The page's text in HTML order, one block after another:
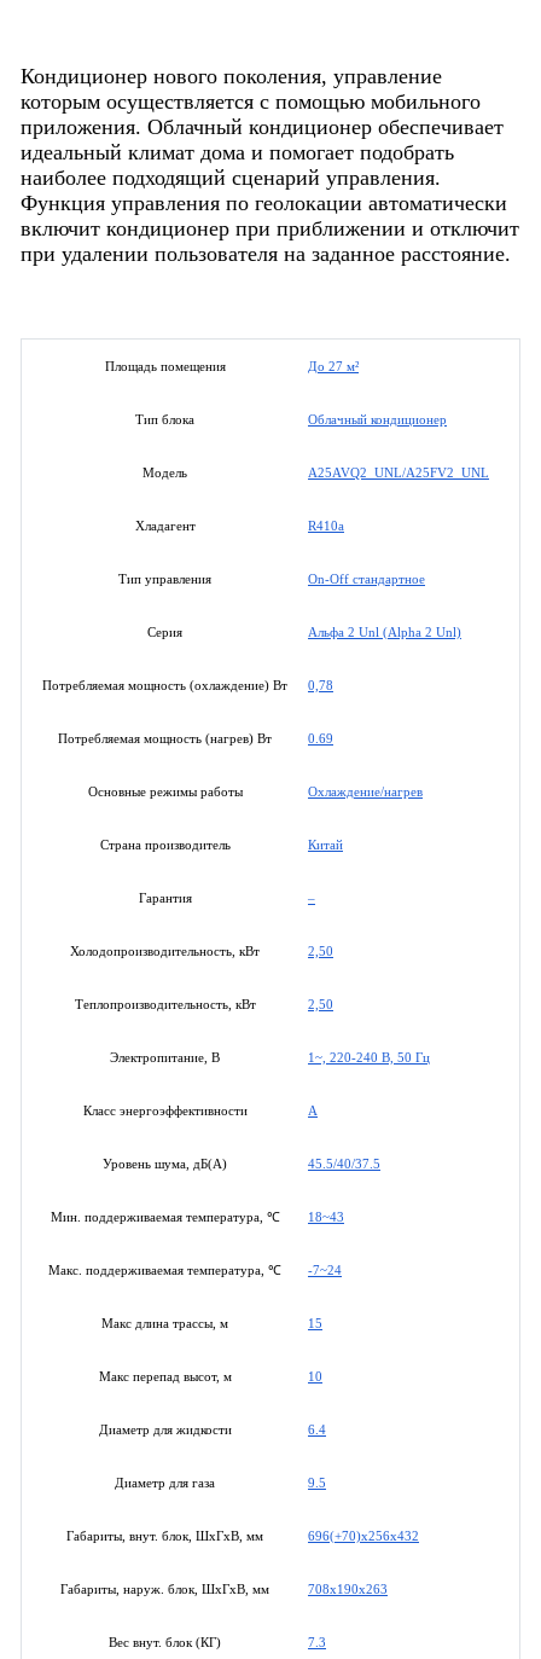
Кондиционер нового поколения, управление
которым осуществляется с помощью мобильного
приложения. Облачный кондиционер обеспечивает
идеальный климат дома и помогает подобрать
наиболее подходящий сценарий управления.
Функция управления по геолокации автоматически
включит кондиционер при приближении и отключит
при удалении пользователя на заданное расстояние.
Площадь помещения До 27 м²
Тип блока Облачный кондиционер
Модель A25AVQ2_UNL/A25FV2_UNL
Хладагент R410a
Тип управления On-Off стандартное
Серия Альфа 2 Unl (Alpha 2 Unl)
Потребляемая мощность (охлаждение) Вт 0,78
Потребляемая мощность (нагрев) Вт 0.69
Основные режимы работы Охлаждение/нагрев
Страна производитель Китай
Гарантия –
Холодопроизводительность, кВт 2,50
Теплопроизводительность, кВт 2,50
Электропитание, В 1~, 220-240 В, 50 Гц
Класс энергоэффективности A
Уровень шума, дБ(А) 45.5/40/37.5
Мин. поддерживаемая температура, ℃ 18~43
Макс. поддерживаемая температура, ℃ -7~24
Макс длина трассы, м 15
Макс перепад высот, м 10
Диаметр для жидкости 6.4
Диаметр для газа 9.5
Габариты, внут. блок, ШхГхВ, мм 696(+70)x256x432
Габариты, наруж. блок, ШхГхВ, мм 708x190x263
Вес внут. блок (КГ) 7.3